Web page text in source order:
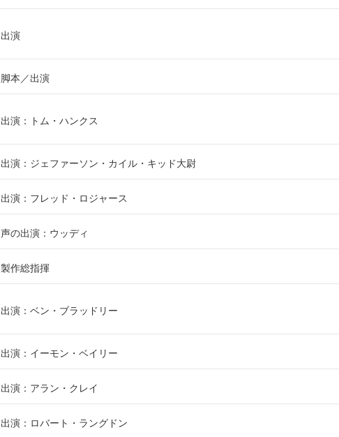
出演
脚本 出演
出演：トム・ハンクス
出演：ジェファーソン・カイル・キッド大尉
出演：フレッド・ロジャース
声の出演：ウッディ
製作総指揮
出演：ベン・ブラッドリー
出演：イーモン・ベイリー
出演：アラン・クレイ
出演：ロバート・ラングドン